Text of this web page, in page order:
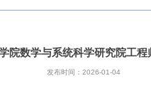
院数学与系统科学研究院工程
发布时间：2026-01-04